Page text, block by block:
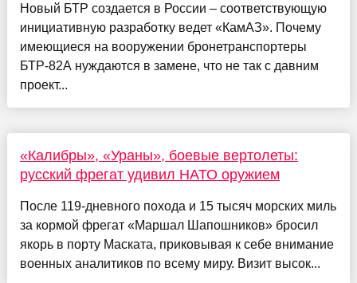
Новый БТР создается в России – соответствующую
инициативную разработку ведет «КамАЗ». Почему
имеющиеся на вооружении бронетранспортеры
БТР-82А нуждаются в замене, что не так с давним
проект...
«Калибры», «Ураны», боевые вертолеты:
русский фрегат удивил НАТО оружием
После 119-дневного похода и 15 тысяч морских миль
за кормой фрегат «Маршал Шапошников» бросил
якорь в порту Маската, приковывая к себе внимание
военных аналитиков по всему миру. Визит высок...